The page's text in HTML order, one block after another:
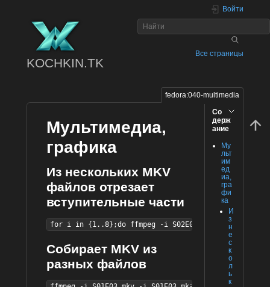
KOCHKIN.TK
Войти
Все страницы
fedora:040-multimedia
Со
держ
ание
Му
льт
им
ед
иа,
гра
фи
ка
И
з
н
е
с
к
о
л
ь
к
Мультимедиа,
графика
Из нескольких MKV
файлов отрезает
вступительные части
for i in {1..8};do ffmpeg -i S02E0${i}.mkv -ss
Собирает MKV из
разных файлов